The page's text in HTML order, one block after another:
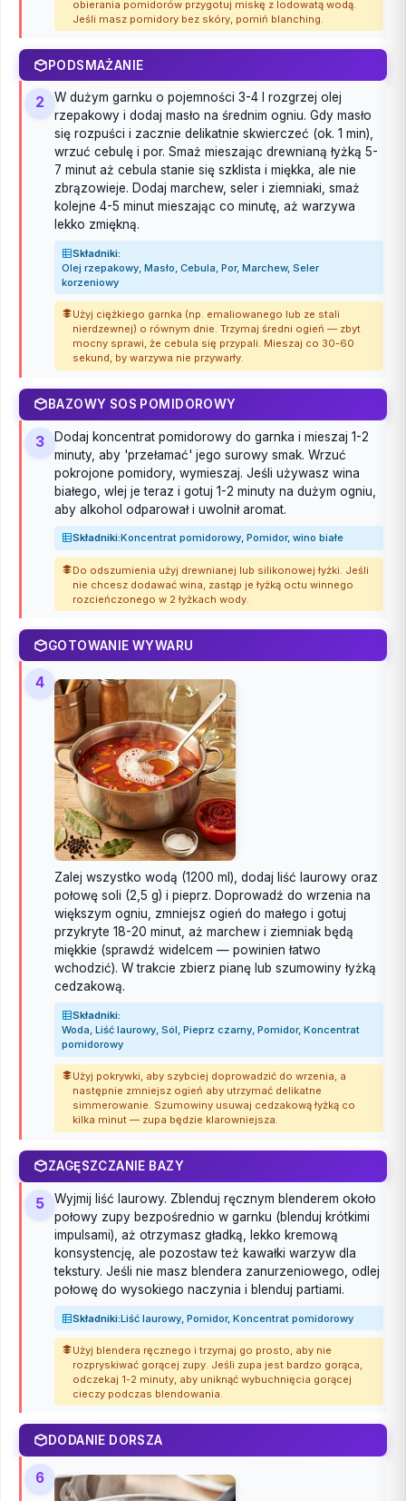
obierania pomidorów przygotuj miskę z lodowatą wodą.
Jeśli masz pomidory bez skóry, pomiń blanching.
PODSMAŻANIE
2
W dużym garnku o pojemności 3-4 l rozgrzej olej
rzepakowy i dodaj masło na średnim ogniu. Gdy masło
się rozpuści i zacznie delikatnie skwierczeć (ok. 1 min),
wrzuć cebulę i por. Smaż mieszając drewnianą łyżką 5-
7 minut aż cebula stanie się szklista i miękka, ale nie
zbrązowieje. Dodaj marchew, seler i ziemniaki, smaż
kolejne 4-5 minut mieszając co minutę, aż warzywa
lekko zmiękną.
Składniki:
Olej rzepakowy, Masło, Cebula, Por, Marchew, Seler
korzeniowy
Użyj ciężkiego garnka (np. emaliowanego lub ze stali
nierdzewnej) o równym dnie. Trzymaj średni ogień — zbyt
mocny sprawi, że cebula się przypali. Mieszaj co 30-60
sekund, by warzywa nie przywarły.
BAZOWY SOS POMIDOROWY
3
Dodaj koncentrat pomidorowy do garnka i mieszaj 1-2
minuty, aby 'przełamać' jego surowy smak. Wrzuć
pokrojone pomidory, wymieszaj. Jeśli używasz wina
białego, wlej je teraz i gotuj 1-2 minuty na dużym ogniu,
aby alkohol odparował i uwolnił aromat.
Składniki:Koncentrat pomidorowy, Pomidor, wino białe
Do odszumienia użyj drewnianej lub silikonowej łyżki. Jeśli
nie chcesz dodawać wina, zastąp je łyżką octu winnego
rozcieńczonego w 2 łyżkach wody.
GOTOWANIE WYWARU
4
Zalej wszystko wodą (1200 ml), dodaj liść laurowy oraz
połowę soli (2,5 g) i pieprz. Doprowadź do wrzenia na
większym ogniu, zmniejsz ogień do małego i gotuj
przykryte 18-20 minut, aż marchew i ziemniak będą
miękkie (sprawdź widelcem — powinien łatwo
wchodzić). W trakcie zbierz pianę lub szumowiny łyżką
cedzakową.
Składniki:
Woda, Liść laurowy, Sól, Pieprz czarny, Pomidor, Koncentrat
pomidorowy
Użyj pokrywki, aby szybciej doprowadzić do wrzenia, a
następnie zmniejsz ogień aby utrzymać delikatne
simmerowanie. Szumowiny usuwaj cedzakową łyżką co
kilka minut — zupa będzie klarowniejsza.
ZAGĘSZCZANIE BAZY
5
Wyjmij liść laurowy. Zblenduj ręcznym blenderem około
połowy zupy bezpośrednio w garnku (blenduj krótkimi
impulsami), aż otrzymasz gładką, lekko kremową
konsystencję, ale pozostaw też kawałki warzyw dla
tekstury. Jeśli nie masz blendera zanurzeniowego, odlej
połowę do wysokiego naczynia i blenduj partiami.
Składniki:Liść laurowy, Pomidor, Koncentrat pomidorowy
Użyj blendera ręcznego i trzymaj go prosto, aby nie
rozpryskiwać gorącej zupy. Jeśli zupa jest bardzo gorąca,
odczekaj 1-2 minuty, aby uniknąć wybuchnięcia gorącej
cieczy podczas blendowania.
DODANIE DORSZA
6